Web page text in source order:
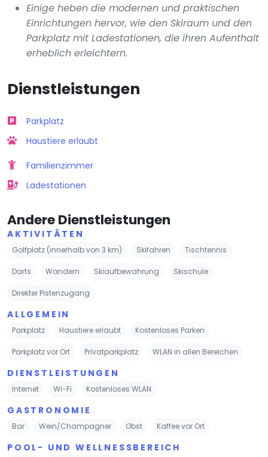
Einige heben die modernen und praktischen
Einrichtungen hervor, wie den Skiraum und den
Parkplatz mit Ladestationen, die ihren Aufenthalt
erheblich erleichtern.
Dienstleistungen
Parkplatz
Haustiere erlaubt
Familienzimmer
Ladestationen
Andere Dienstleistungen
AKTIVITÄTEN
Golfplatz (innerhalb von 3 km) Skifahren Tischtennis
Darts Wandern Skiaufbewahrung Skischule
Direkter Pistenzugang
ALLGEMEIN
Parkplatz Haustiere erlaubt Kostenloses Parken
Parkplatz vor Ort Privatparkplatz WLAN in allen Bereichen
DIENSTLEISTUNGEN
Internet Wi-Fi Kostenloses WLAN
GASTRONOMIE
Bar Wein/Champagner Obst Kaffee vor Ort
POOL- UND WELLNESSBEREICH